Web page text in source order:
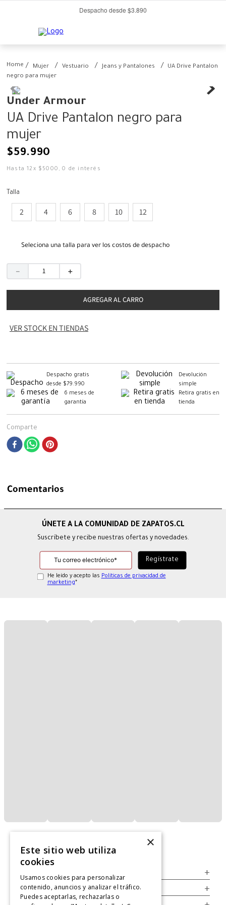
Despacho desde $3.890
Mujer Vestuario Jeans y Pantalones
UA Drive Pantalon
negro para mujer
Under Armour
UA Drive Pantalon negro para
mujer
$59.990
Hasta12 x $ 5000 ,0 de interés
Talla
2 4 6 8 10 12
Seleciona una talla para ver los costos de despacho
＋
－
AGREGAR AL CARRO
VER STOCK EN TIENDAS
Despacho gratis
desde $79.990
Devolución
simple
6 meses de
garantía
Retira gratis en
tienda
Comparte
Comentarios
Suscríbete y recibe nuestras ofertas y novedades.
He leído y acepto las Políticas de privacidad de
marketing*
+
Legal +
×
Este sitio web utiliza
cookies
Usamos cookies para personalizar
contenido, anuncios y analizar el tráfico.
Puedes aceptarlas, rechazarlas o